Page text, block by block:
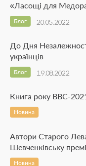
«Ласощі для
20.05.2022
Блог
До Дня
українців
19.08.2022
Блог
Книга року BBC-
Новина
Автори Старого
Шевченківську
Новина